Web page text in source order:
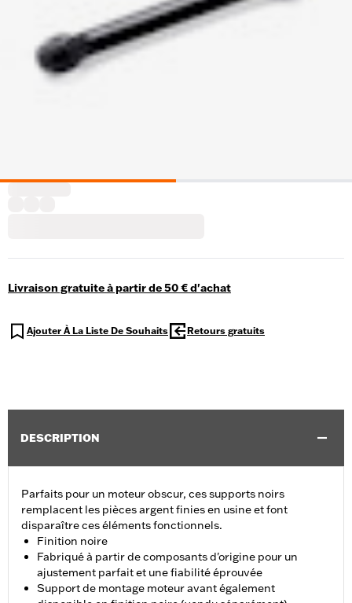
Livraison gratuite à partir de 50 € d'achat
Ajouter À La Liste De Souhaits Retours gratuits
DESCRIPTION
Parfaits pour un moteur obscur, ces supports noirs
remplacent les pièces argent finies en usine et font
disparaître ces éléments fonctionnels.
Finition noire
Fabriqué à partir de composants d'origine pour un
ajustement parfait et une fiabilité éprouvée
Support de montage moteur avant également